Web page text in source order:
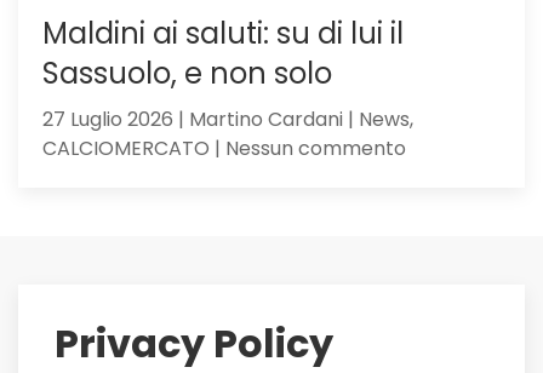
Maldini ai saluti: su di lui il
Sassuolo, e non solo
27 Luglio 2026 | Martino Cardani | News,
CALCIOMERCATO | Nessun commento
Privacy Policy